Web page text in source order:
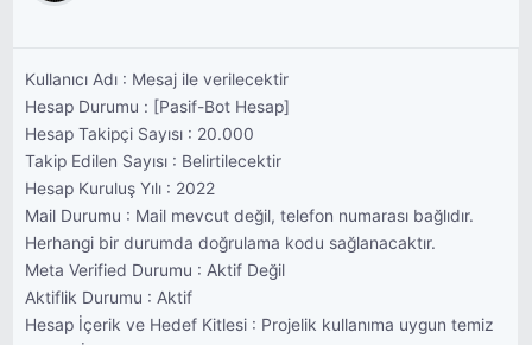
Kullanıcı Adı : Mesaj ile verilecektir
Hesap Durumu : [Pasif-Bot Hesap]
Hesap Takipçi Sayısı : 20.000
Takip Edilen Sayısı : Belirtilecektir
Hesap Kuruluş Yılı : 2022
Mail Durumu : Mail mevcut değil, telefon numarası bağlıdır.
Herhangi bir durumda doğrulama kodu sağlanacaktır.
Meta Verified Durumu : Aktif Değil
Aktiflik Durumu : Aktif
Hesap İçerik ve Hedef Kitlesi : Projelik kullanıma uygun temiz